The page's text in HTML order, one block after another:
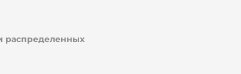
распределенных